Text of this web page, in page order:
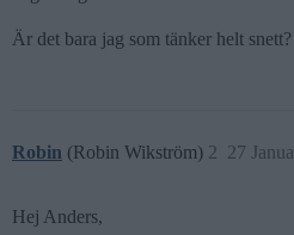
Är det bara jag som tänker helt
Robin (Robin Wikström) 27
2
Hej Anders,